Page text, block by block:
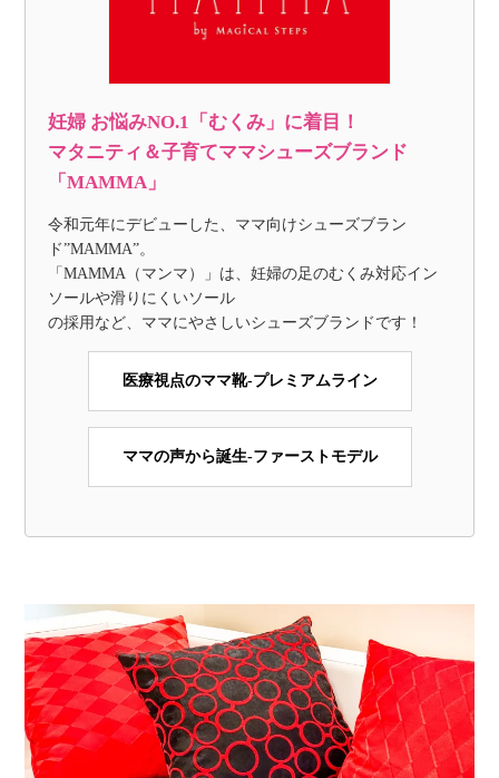
妊婦 お悩みNO.1「むくみ」に着目！
マタニティ＆子育てママシューズブランド
「MAMMA」
令和元年にデビューした、ママ向けシューズブラン
ド”MAMMA”。
「MAMMA（マンマ）」は、妊婦の足のむくみ対応イン
ソールや滑りにくいソール
の採用など、ママにやさしいシューズブランドです！
医療視点のママ靴-プレミアムライン
ママの声から誕生-ファーストモデル